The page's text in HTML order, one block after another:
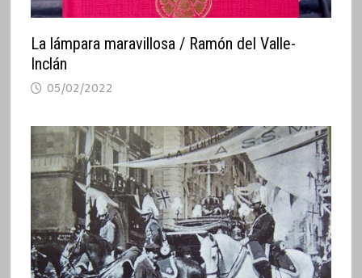
La lámpara maravillosa / Ramón del Valle-
Inclán
05/02/2022